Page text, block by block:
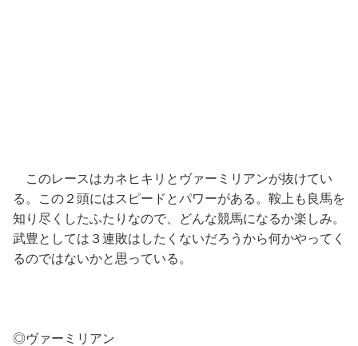
このレースはカネヒキリとヴァーミリアンが抜けてい
る。この２頭にはスピードとパワーがある。鞍上も良馬を
知り尽くしたふたりなので、どんな競馬になるか楽しみ。
武豊としては３連敗はしたくないだろうから何かやってく
るのではないかと思っている。
◎ヴァーミリアン